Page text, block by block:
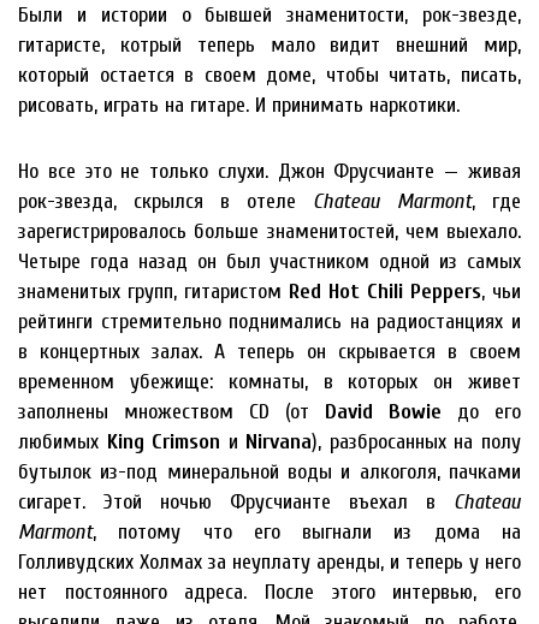
Были и истории о бывшей знаменитости, рок-звезде,
гитаристе, котрый теперь мало видит внешний мир,
который остается в своем доме, чтобы читать, писать,
рисовать, играть на гитаре. И принимать наркотики.
Но все это не только слухи. Джон Фрусчианте — живая
рок-звезда, скрылся в отеле Chateau Marmont, где
зарегистрировалось больше знаменитостей, чем выехало.
Четыре года назад он был участником одной из самых
знаменитых групп, гитаристом Red Hot Chili Peppers, чьи
рейтинги стремительно поднимались на радиостанциях и
в концертных залах. А теперь он скрывается в своем
временном убежище: комнаты, в которых он живет
заполнены множеством CD (от David Bowie до его
любимых King Crimson и Nirvana), разбросанных на полу
бутылок из-под минеральной воды и алкоголя, пачками
сигарет. Этой ночью Фрусчианте въехал в Chateau
Marmont, потому что его выгнали из дома на
Голливудских Холмах за неуплату аренды, и теперь у него
нет постоянного адреса. После этого интервью, его